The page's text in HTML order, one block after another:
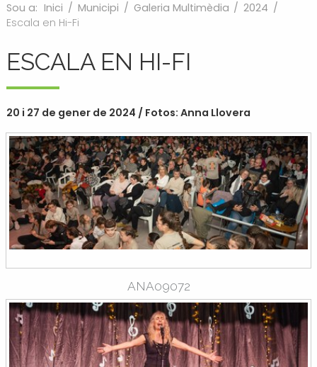
Sou a: Inici / Municipi / Galeria Multimèdia / 2024 /
Escala en Hi-Fi
ESCALA EN HI-FI
20 i 27 de gener de 2024 / Fotos: Anna Llovera
ANA09072